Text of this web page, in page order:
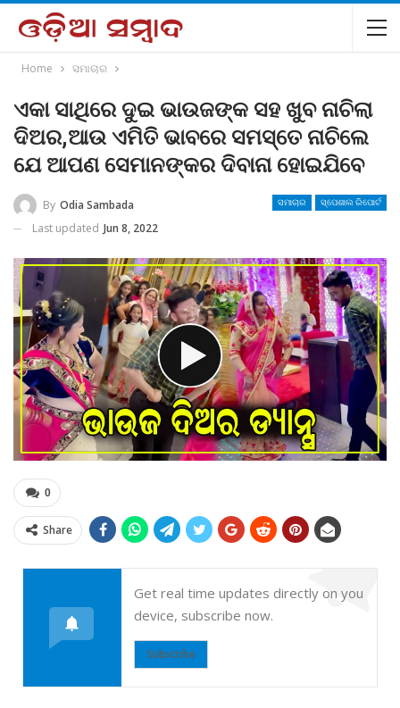
Home ସମାଚାର
ଏକା ସାଥିରେ ଦୁଇ ଭାଉଜଙ୍କ ସହ ଖୁବ ନାଚିଲା
ଦିଅର,ଆଉ ଏମିତି ଭାବରେ ସମସ୍ତେ ନାଚିଲେ
ଯେ ଆପଣ ସେମାନଙ୍କର ଦିବାନା ହୋଇଯିବେ
ସମାଚାର ସ୍ପେଶାଲ ରିପୋର୍ଟ
By Odia Sambada
Last updated Jun 8, 2022
0
Share
Get real time updates directly on you
device, subscribe now.
Subscribe